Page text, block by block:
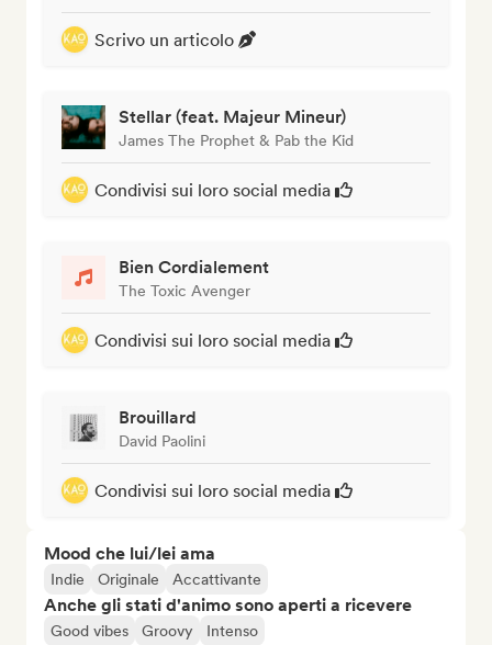
Scrivo un articolo
Stellar (feat. Majeur Mineur)
James The Prophet & Pab the Kid
Condivisi sui loro social media
Bien Cordialement
The Toxic Avenger
Condivisi sui loro social media
Brouillard
David Paolini
Condivisi sui loro social media
Mood che lui/lei ama
Indie Originale Accattivante
Anche gli stati d'animo sono aperti a ricevere
Good vibes Groovy Intenso